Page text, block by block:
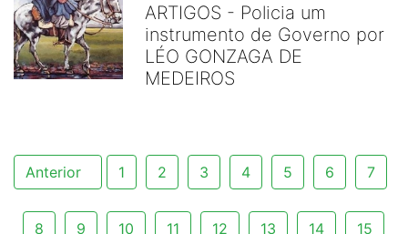
ARTIGOS - Policia um
instrumento de Governo por
LÉO GONZAGA DE
MEDEIROS
Anterior 1 2 3 4 5 6 7
8 9 10 11 12 13 14 15